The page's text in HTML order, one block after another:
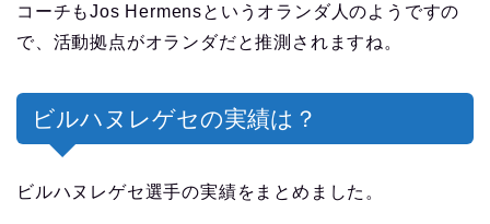
コーチもJos Hermensというオランダ人のようですの
で、活動拠点がオランダだと推測されますね。
ビルハヌレゲセの実績は？
ビルハヌレゲセ選手の実績をまとめました。